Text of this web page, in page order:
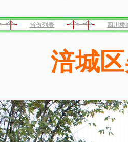
省份列表 四川桥
涪城